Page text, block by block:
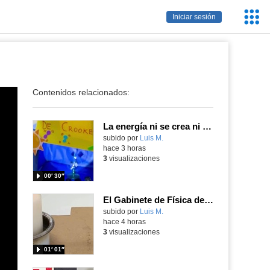
Iniciar sesión
Contenidos relacionados:
La energía ni se crea ni se destruye... ¡se experimenta! El Tierno en la Feria Madrid es Ciencia 2026
Contenido educativo.
subido por Luis M.
00′ 30″
hace 3 horas
3visualizaciones
El Gabinete de Física del IES Enrique Tierno Galván de Parla (Curso 25-26)
Contenido educativo.
subido por Luis M.
01′ 01″
hace 4 horas
3visualizaciones